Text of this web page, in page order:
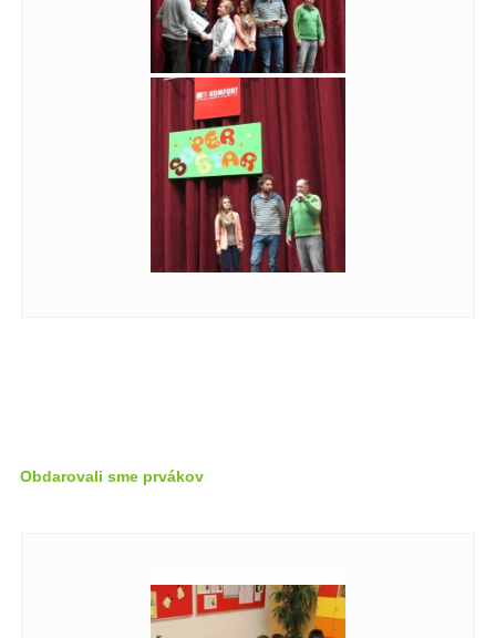
Obdarovali sme prvákov